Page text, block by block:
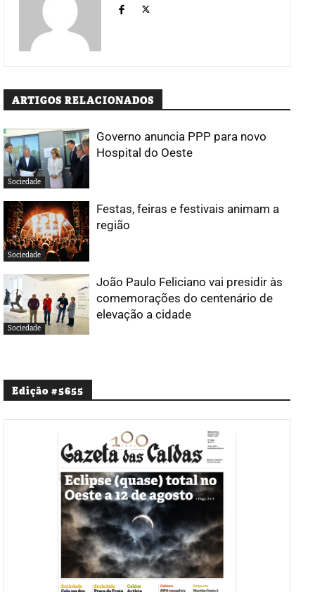
ARTIGOS RELACIONADOS
Sociedade
Governo anuncia PPP para novo
Hospital do Oeste
Sociedade
Festas, feiras e festivais animam a
região
Sociedade
João Paulo Feliciano vai presidir às
comemorações do centenário de
elevação a cidade
Edição #5655